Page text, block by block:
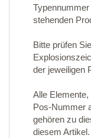
Typennummer
stehenden
Bitte prüfen
der jeweiligen
Alle
Pos-Nummer
gehören zu
diesem